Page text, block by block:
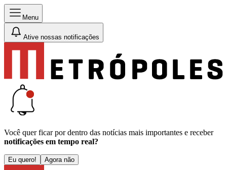
Menu
Ative nossas notificações
Você quer ficar por dentro das notícias mais importantes e receber
notificações em tempo real?
Eu quero! Agora não